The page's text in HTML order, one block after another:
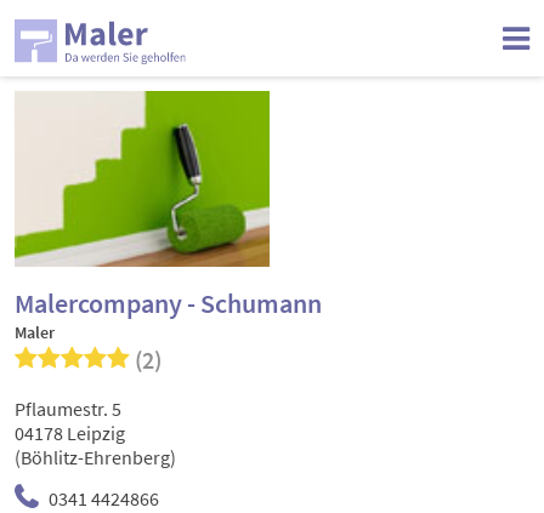
Malercompany - Schumann
Maler
(2)
0341 4424866
Pflaumestr. 5
04178 Leipzig
(Böhlitz-Ehrenberg)